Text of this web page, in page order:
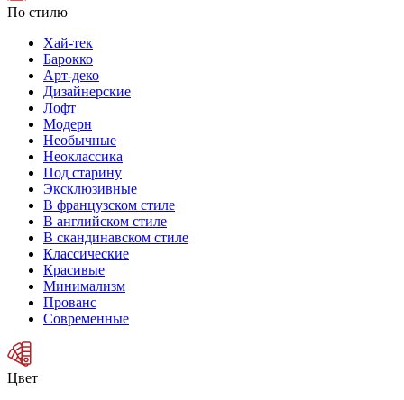
По стилю
Хай-тек
Барокко
Арт-деко
Дизайнерские
Лофт
Модерн
Необычные
Неоклассика
Под старину
Эксклюзивные
В французском стиле
В английском стиле
В скандинавском стиле
Классические
Красивые
Минимализм
Прованс
Современные
Цвет